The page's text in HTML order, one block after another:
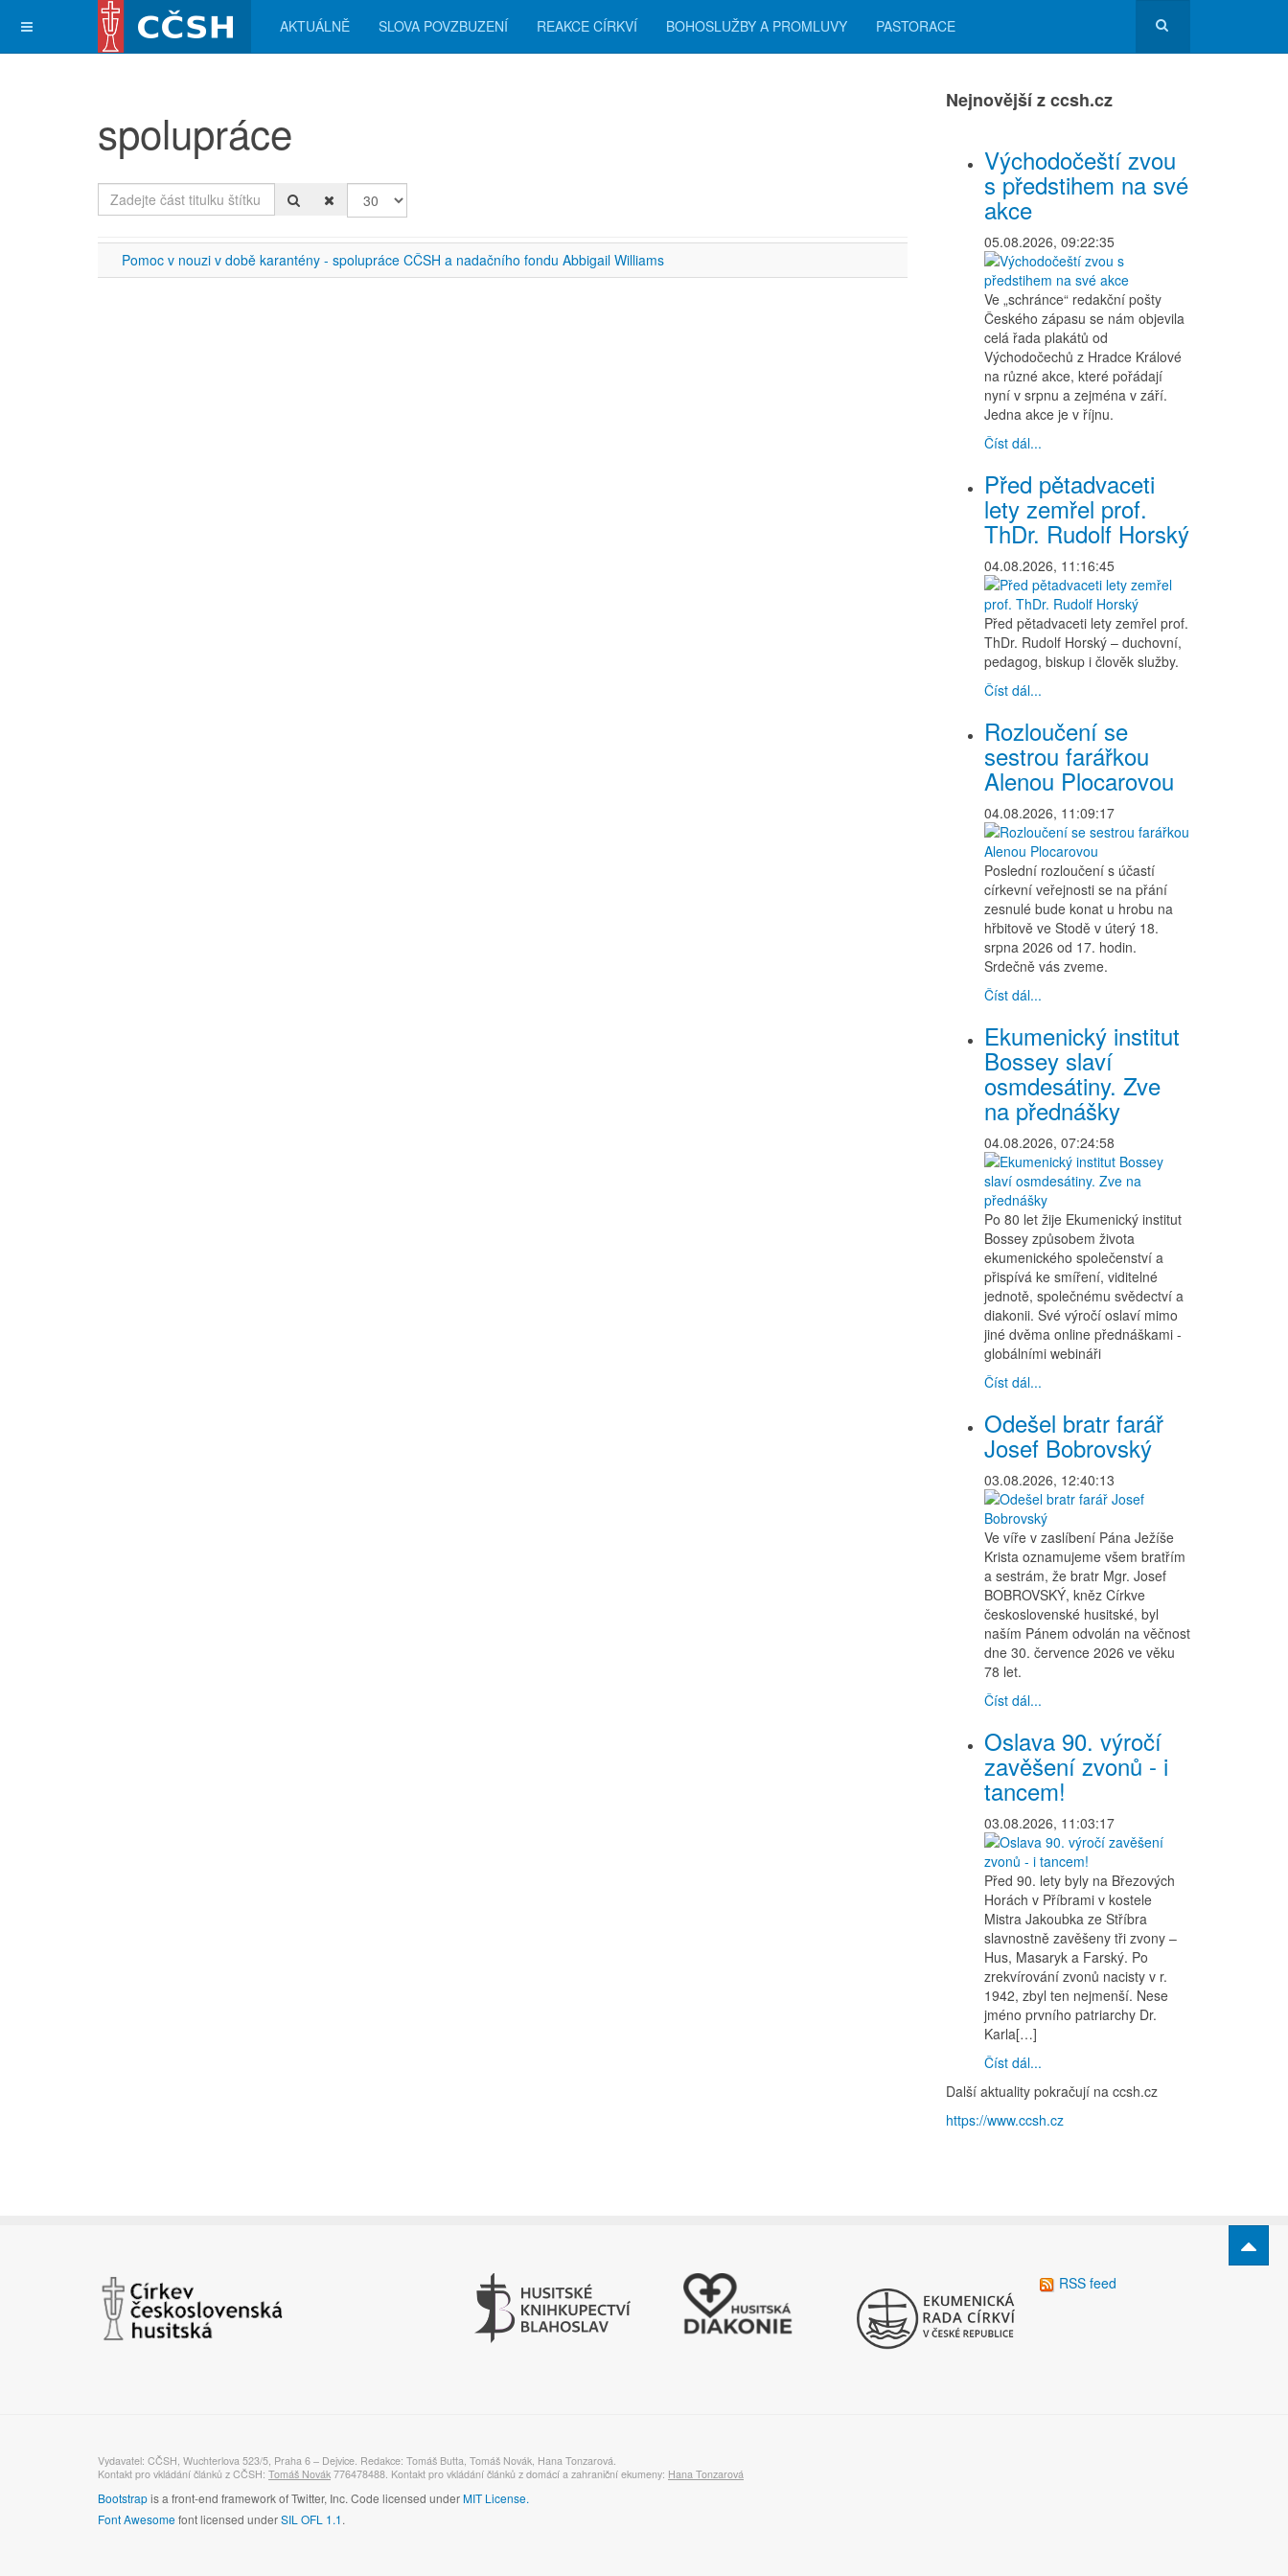
AKTUÁLNĚ SLOVA POVZBUZENÍ REAKCE CÍRKVÍ BOHOSLUŽBY A PROMLUVY PASTORACE
spolupráce
Zadejte část titulku štítku Počet zobrazení
Pomoc v nouzi v době karantény - spolupráce CČSH a nadačního fondu Abbigail Williams
Nejnovější z ccsh.cz
Východočeští zvou
s předstihem na své
akce
05.08.2026, 09:22:35
Ve „schránce“ redakční pošty
Českého zápasu se nám objevila
celá řada plakátů od
Východočechů z Hradce Králové
na různé akce, které pořádají
nyní v srpnu a zejména v září.
Jedna akce je v říjnu.
Číst dál...
Před pětadvaceti
lety zemřel prof.
ThDr. Rudolf Horský
04.08.2026, 11:16:45
Před pětadvaceti lety zemřel prof.
ThDr. Rudolf Horský – duchovní,
pedagog, biskup i člověk služby.
Číst dál...
Rozloučení se
sestrou farářkou
Alenou Plocarovou
04.08.2026, 11:09:17
Poslední rozloučení s účastí
církevní veřejnosti se na přání
zesnulé bude konat u hrobu na
hřbitově ve Stodě v úterý 18.
srpna 2026 od 17. hodin.
Srdečně vás zveme.
Číst dál...
Ekumenický institut
Bossey slaví
osmdesátiny. Zve
na přednášky
04.08.2026, 07:24:58
Po 80 let žije Ekumenický institut
Bossey způsobem života
ekumenického společenství a
přispívá ke smíření, viditelné
jednotě, společnému svědectví a
diakonii. Své výročí oslaví mimo
jiné dvěma online přednáškami -
globálními webináři
Číst dál...
Odešel bratr farář
Josef Bobrovský
03.08.2026, 12:40:13
Ve víře v zaslíbení Pána Ježíše
Krista oznamujeme všem bratřím
a sestrám, že bratr Mgr. Josef
BOBROVSKÝ, kněz Církve
československé husitské, byl
naším Pánem odvolán na věčnost
dne 30. července 2026 ve věku
78 let.
Číst dál...
Oslava 90. výročí
zavěšení zvonů - i
tancem!
03.08.2026, 11:03:17
Před 90. lety byly na Březových
Horách v Příbrami v kostele
Mistra Jakoubka ze Stříbra
slavnostně zavěšeny tři zvony –
Hus, Masaryk a Farský. Po
zrekvírování zvonů nacisty v r.
1942, zbyl ten nejmenší. Nese
jméno prvního patriarchy Dr.
Karla[…]
Číst dál...
Další aktuality pokračují na ccsh.cz
https://www.ccsh.cz
RSS feed
Vydavatel: CČSH, Wuchterlova 523/5, Praha 6 – Dejvice. Redakce: Tomáš Butta, Tomáš Novák, Hana Tonzarová.
Kontakt pro vkládání článků z CČSH: Tomáš Novák 776478488. Kontakt pro vkládání článků z domácí a zahraniční ekumeny: Hana Tonzarová
Bootstrapis a front-end framework of Twitter, Inc. Code licensed underMIT License.
Font Awesomefont licensed underSIL OFL 1.1.